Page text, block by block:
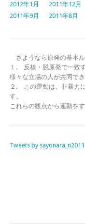
2012年1月
2011年12月
2011年9月
2011年8月
さようなら原発の基本
１. 反核・脱原発で一致
様々な立場の人が共同で
２. この運動は、非暴力
す。
これらの観点から運動をす
Tweets by sayonara_n2011